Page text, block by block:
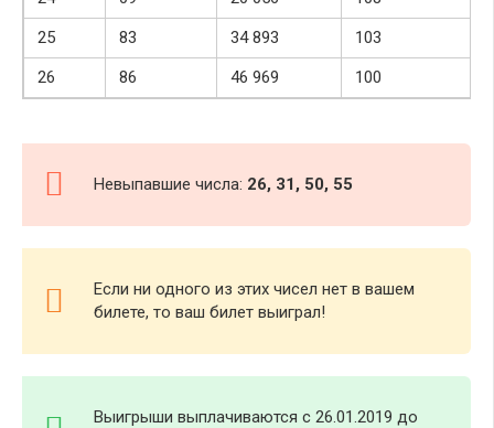
25
83 34 893
103
26
86 46 969 100
Невыпавшие числа: 26, 31, 50, 55
Если ни одного из этих чисел нет в вашем
билете, то ваш билет выиграл!
Выигрыши выплачиваются с 26.01.2019 до